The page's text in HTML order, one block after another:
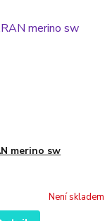
merino sw
Není skladem